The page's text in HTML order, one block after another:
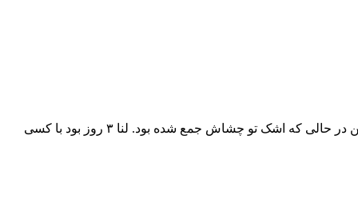
هیچکس جوابی نداد همه ی کلاس یکباره ساکت شد همه به هم دیگه نگاه می کردند ناگهان لنا یکی از بچه های کلاس آروم سرشو انداخت پایین در حالی که اشک تو چشاش جمع شده بود. لنا ۳ روز بود با کسی